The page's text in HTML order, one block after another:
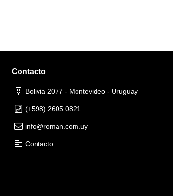
Contacto
Bolivia 2077 - Montevideo - Uruguay
(+598) 2605 0821
info@roman.com.uy
Contacto